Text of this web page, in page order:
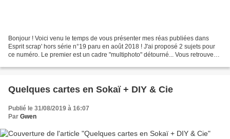
Bonjour ! Voici venu le temps de vous présenter mes réas publiées dans
Esprit scrap' hors série n°19 paru en août 2018 ! J'ai proposé 2 sujets pour
ce numéro. Le premier est un cadre "multiphoto" détourné... Vous retrouvez
Quelques cartes en Sokaï + DIY & Cie
Publié le 31/08/2019 à 16:07
Par Gwen